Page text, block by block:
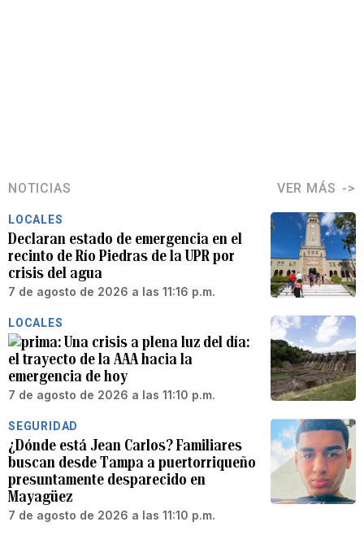
NOTICIAS VER MÁS
LOCALES
Declaran estado de emergencia en el
recinto de Río Piedras de la UPR por
crisis del agua
7 de agosto de 2026 a las 11:16 p.m.
LOCALES
Una crisis a plena luz del día:
el trayecto de la AAA hacia la
emergencia de hoy
7 de agosto de 2026 a las 11:10 p.m.
SEGURIDAD
¿Dónde está Jean Carlos? Familiares
buscan desde Tampa a puertorriqueño
presuntamente desparecido en
Mayagüez
7 de agosto de 2026 a las 11:10 p.m.